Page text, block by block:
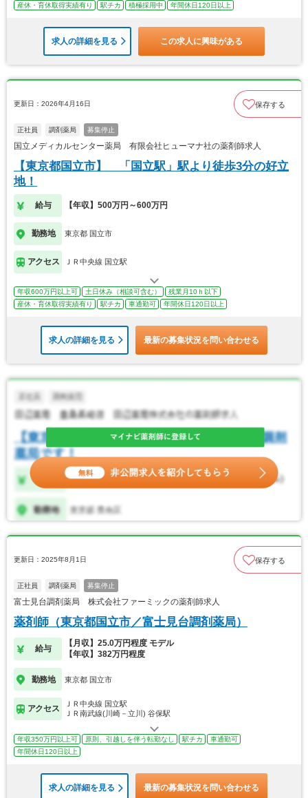
産休・育休取得実績有り 駅チカ 積極採用中 年間休日120日以上
求人の詳細を見る この求人に興味がある
更新日：2026年4月16日 保存する
正社員 調剤薬局 募集停止
国立メディカルセンター薬局 有限会社ヒューマナ社の薬剤師求人
【東京都国立市】 「国立駅」駅より徒歩3分の好立
地！
給与 【年収】500万円～600万円
勤務地 東京都 国立市
アクセス ＪＲ中央線 国立駅
年収600万円以上可 土日休み（相談可含む）
残業月10ｈ以下
産休・育休取得実績有り
駅チカ 車通勤可 年間休日120日以上
求人の詳細を見る 最新の募集状況を問い合わせる
更新日：2025年8月1日 保存する
正社員 調剤薬局 募集停止
富士見台調剤薬局 株式会社ファーミックの薬剤師求人
薬剤師（東京都国立市／富士見台調剤薬局）
給与
【月収】25.0万円程度 モデル
【年収】382万円程度
勤務地 東京都 国立市
アクセス
ＪＲ中央線 国立駅
ＪＲ南武線(川崎－立川) 谷保駅
年収350万円以上可 原則、引越しを伴う転勤なし 駅チカ
車通勤可
年間休日120日以上
求人の詳細を見る 最新の募集状況を問い合わせる